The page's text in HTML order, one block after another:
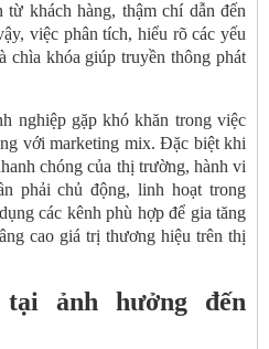
từ khách hàng, thậm chí dẫn đến
việc phân tích, hiểu rõ các yếu
chìa khóa giúp truyền thông phát
nghiệp gặp khó khăn trong việc
với marketing mix. Đặc biệt khi
chóng của thị trường, hành vi
phải chủ động, linh hoạt trong
các kênh phù hợp để gia tăng
cao giá trị thương hiệu trên thị
ảnh hưởng đến